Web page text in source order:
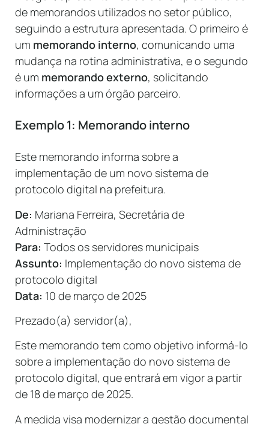
de memorandos utilizados no setor público,
seguindo a estrutura apresentada. O primeiro é
um memorando interno, comunicando uma
mudança na rotina administrativa, e o segundo
é um memorando externo, solicitando
informações a um órgão parceiro.
Exemplo 1: Memorando interno
Este memorando informa sobre a
implementação de um novo sistema de
protocolo digital na prefeitura.
De: Mariana Ferreira, Secretária de
Administração
Para: Todos os servidores municipais
Assunto: Implementação do novo sistema de
protocolo digital
Data: 10 de março de 2025
Prezado(a) servidor(a),
Este memorando tem como objetivo informá-lo
sobre a implementação do novo sistema de
protocolo digital, que entrará em vigor a partir
de 18 de março de 2025.
A medida visa modernizar a gestão documental